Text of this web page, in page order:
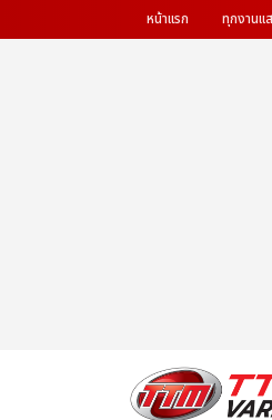
หน้าแรก ทุกงานแ